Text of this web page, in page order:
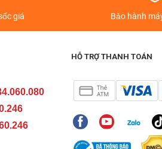
giá Bảo hành
HỖ TRỢ THANH TOÁN